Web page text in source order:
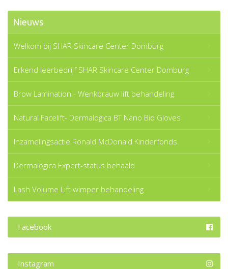
Nieuws
Welkom bij SHAR Skincare Center Domburg
Erkend leerbedrijf SHAR Skincare Center Domburg
Brow Lamination - Wenkbrauw lift behandeling
Natural Facelift- Dermalogica BT Nano Bio Gloves
Inzamelingsactie Ronald McDonald Kinderfonds
Dermalogica Expert-status behaald
Lash Volume Lift wimper behandeling
Facebook
Instagram